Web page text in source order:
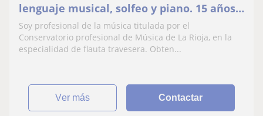
lenguaje musical, solfeo y piano. 15 años
de experiencia
Soy profesional de la música titulada por el
Conservatorio profesional de Música de La Rioja, en la
especialidad de flauta travesera. Obten...
ver más Contactar